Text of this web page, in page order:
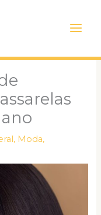
Menu
, Moda,